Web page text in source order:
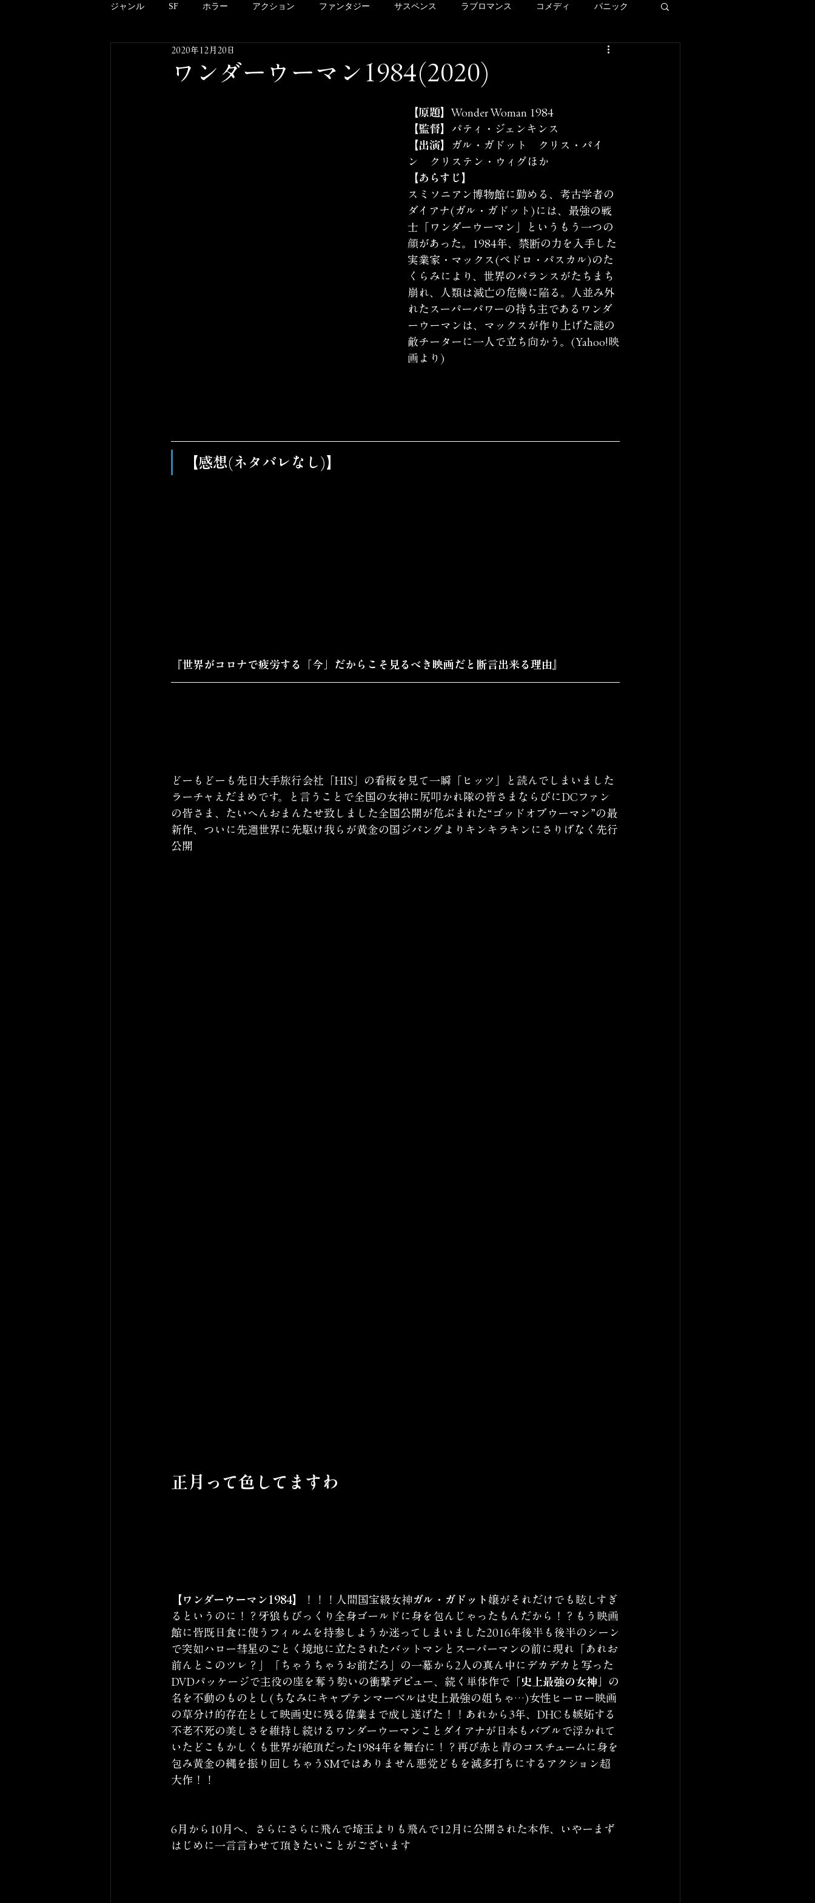
ジャンル SF ホラー アクション ファンタジー サスペンス ラブロマンス コメディ パニック
アニメーション ドキュメンタリー
未体験ゾーンの映画たち カリコレ LAロケ地巡り
ワンダーウーマン1984(2020)
2020年12月20日
【原題】Wonder Woman 1984
【監督】 パティ・ジェンキンス
【出演】
ガル・ガドット　クリス・パイ
ン　クリステン・ウィグほか
【あらすじ】
スミソニアン博物館に勤める、考古学者の
ダイアナ(ガル・ガドット)には、最強の戦
士「ワンダーウーマン」というもう一つの
顔があった。1984年、禁断の力を入手した
実業家・マックス(ペドロ・パスカル)のた
くらみにより、世界のバランスがたちまち
崩れ、人類は滅亡の危機に陥る。人並み外
れたスーパーパワーの持ち主であるワンダ
ーウーマンは、マックスが作り上げた謎の
敵チーターに一人で立ち向かう。(Yahoo!映
画より)
【感想(ネタバレなし)】
『世界がコロナで疲労する「今」だからこそ見るべき映画だと断言出来る理由』
どーもどーも先日大手旅行会社「HIS」の看板を見て一瞬「ヒッツ」と読んでしまいました
ラーチャえだまめです。と言うことで全国の女神に尻叩かれ隊の皆さまならびにDCファン
の皆さま、たいへんおまんたせ致しました全国公開が危ぶまれた“ゴッドオブウーマン”の最
新作、ついに先週世界に先駆け我らが黄金の国ジパングよりキンキラキンにさりげなく先行
公開
正月って色してますわ
【ワンダーウーマン1984】 ！！！人間国宝級女神ガル・ガドット 嬢がそれだけでも眩しすぎ
るというのに！？牙狼もびっくり全身ゴールドに身を包んじゃったもんだから！？もう映画
館に皆既日食に使うフィルムを持参しようか迷ってしまいました2016年後半も後半のシーン
で突如ハロー彗星のごとく境地に立たされたバットマンとスーパーマンの前に現れ「あれお
前んとこのツレ？」「ちゃうちゃうお前だろ」の一幕から2人の真ん中にデカデカと写った
DVDパッケージで主役の座を奪う勢いの衝撃デビュー、続く単体作で 「史上最強の女神」
の
名を不動のものとし(ちなみにキャプテンマーベルは史上最強の姐ちゃ…)女性ヒーロー映画
の草分け的存在として映画史に残る偉業まで成し遂げた！！あれから3年、DHCも嫉妬する
不老不死の美しさを維持し続けるワンダーウーマンことダイアナが日本もバブルで浮かれて
いたどこもかしくも世界が絶頂だった1984年を舞台に！？再び赤と青のコスチュームに身を
包み黄金の縄を振り回しちゃうSMではありません悪党どもを滅多打ちにするアクション超
大作！！
6月から10月へ、さらにさらに飛んで埼玉よりも飛んで12月に公開された本作、いやーまず
はじめに一言言わせて頂きたいことがございます